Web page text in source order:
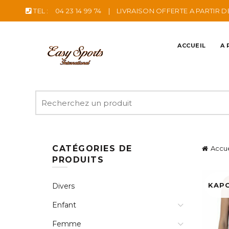
TEL : 04 23 14 99 74 | LIVRAISON OFFERTE A PARTIR
ACCUEIL A
pour
:
CATÉGORIES DE
PRODUITS
Divers
Enfant
Femme